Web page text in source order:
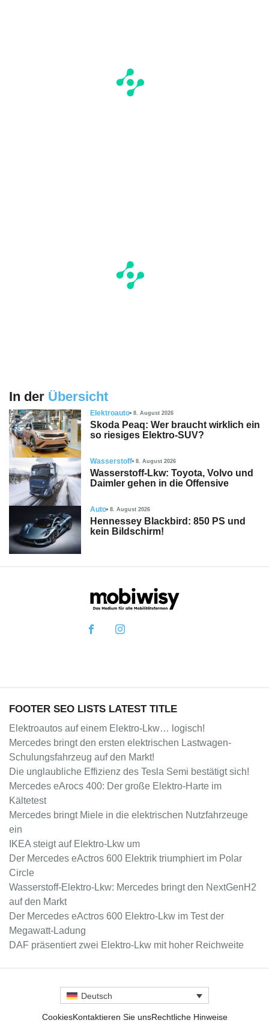
In der Übersicht
Elektroauto 8. August 2026
Skoda Peaq: Wer braucht wirklich ein
so riesiges Elektro-SUV?
Wasserstoff 8. August 2026
Wasserstoff-Lkw: Toyota, Volvo und
Daimler gehen in die Offensive
Auto 8. August 2026
Hennessey Blackbird: 850 PS und
kein Bildschirm!
FOOTER SEO LISTS LATEST TITLE
Elektroautos auf einem Elektro-Lkw… logisch!
Mercedes bringt den ersten elektrischen Lastwagen-
Schulungsfahrzeug auf den Markt!
Die unglaubliche Effizienz des Tesla Semi bestätigt sich!
Mercedes eArocs 400: Der große Elektro-Harte im
Kältetest
Mercedes bringt Miele in die elektrischen Nutzfahrzeuge
ein
IKEA steigt auf Elektro-Lkw um
Der Mercedes eActros 600 Elektrik triumphiert im Polar
Circle
Wasserstoff-Elektro-Lkw: Mercedes bringt den NextGenH2
auf den Markt
Der Mercedes eActros 600 Elektro-Lkw im Test der
Megawatt-Ladung
DAF präsentiert zwei Elektro-Lkw mit hoher Reichweite
Deutsch
CookiesKontaktieren Sie unsRechtliche Hinweise